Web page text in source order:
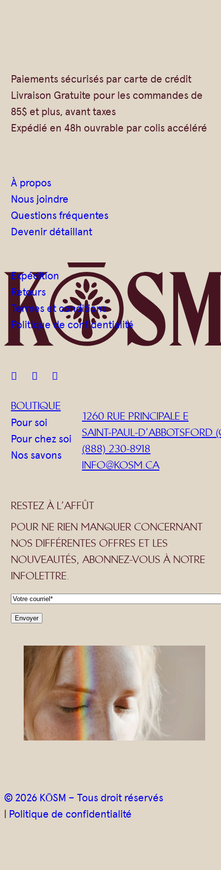
C
a
n
a
Paiements sécurisés par carte de crédit
Livraison Gratuite pour les commandes de
85$ et plus, avant taxes
Expédié en 48h ouvrable par colis accéléré
À propos
Nous joindre
Questions fréquentes
Devenir détaillant
Expédition
Retours
Termes et conditions
Politique de confidentialité
  
BOUTIQUE
Pour soi
Pour chez soi
Nos savons
1260 RUE PRINCIPALE E
SAINT-PAUL-D’ABBOTSFORD
(888) 230-8918
INFO@KOSM.CA
RESTEZ À L’AFFÛT
POUR NE RIEN MANQUER CONCERNANT
NOS DIFFÉRENTES OFFRES ET LES
NOUVEAUTÉS, ABONNEZ-VOUS À NOTRE
INFOLETTRE.
C
o
© 2026 KŌSM – Tous droit réservés
| Politique de confidentialité